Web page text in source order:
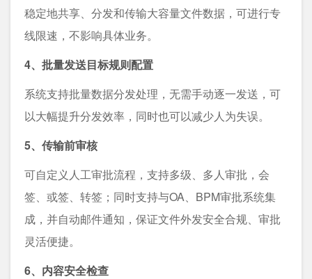
稳定地共享、分发和传输大容量文件数据，可进行专
线限速，不影响具体业务。
4、批量发送目标规则配置
系统支持批量数据分发处理，无需手动逐一发送，可
以大幅提升分发效率，同时也可以减少人为失误。
5、传输前审核
可自定义人工审批流程，支持多级、多人审批，会
签、或签、转签；同时支持与OA、BPM审批系统集
成，并自动邮件通知，保证文件外发安全合规、审批
灵活便捷。
6、内容安全检查